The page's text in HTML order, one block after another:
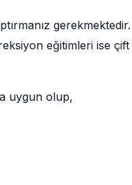
gerekmektedir.
eğitimleri ise çift
uygun olup,